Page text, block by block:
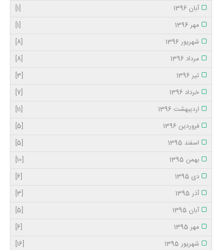
آبان 1396
[1]
مهر 1396
[1]
شهریور 1396
[8]
مرداد 1396
[8]
تیر 1396
[3]
خرداد 1396
[7]
اردیبهشت 1396
[11]
فروردین 1396
[5]
اسفند 1395
[5]
بهمن 1395
[10]
دی 1395
[6]
آذر 1395
[3]
آبان 1395
[5]
مهر 1395
[6]
شهریور 1395
[16]